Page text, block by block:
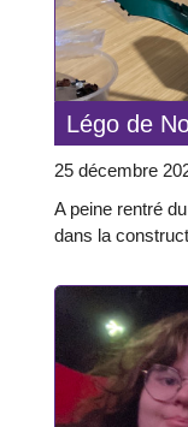
Légo de
25 décembre
A peine rentré
dans la